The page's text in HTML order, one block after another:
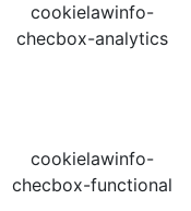
cookielawinfo-
checbox-analytics
cookielawinfo-
checbox-functional